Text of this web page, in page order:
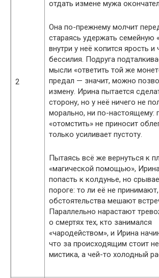
2
отдать измене мужа
Она по-прежнему молчит
стараясь удержать семейную
внутри у неё копится ярость и
бессилия. Подруга
мысли «ответить той же
предал — значит, можно
измену. Ирина пытается
сторону, но у неё ничего не
морально, ни по-настоящему:
«отомстить» не приносит
только усиливает пустоту.
Пытаясь всё же вернуться к
«магической помощью»,
попасть к колдунье, но
пороге: то ли её не
обстоятельства мешают
Параллельно нарастают
о смертях тех, кто занимался
«чародейством», и Ирина
что за происходящим стоит
мистика, а чей-то холодный